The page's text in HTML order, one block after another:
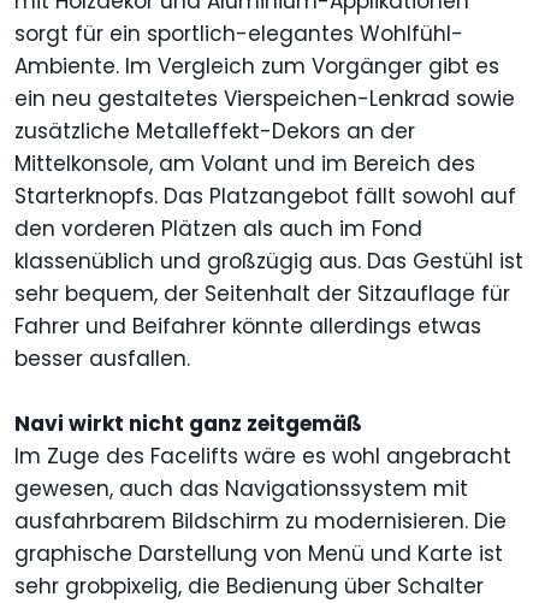
sorgt für ein sportlich-elegantes Wohlfühl-
Ambiente. Im Vergleich zum Vorgänger gibt es
ein neu gestaltetes Vierspeichen-Lenkrad sowie
zusätzliche Metalleffekt-Dekors an der
Mittelkonsole, am Volant und im Bereich des
Starterknopfs. Das Platzangebot fällt sowohl auf
den vorderen Plätzen als auch im Fond
klassenüblich und großzügig aus. Das Gestühl ist
sehr bequem, der Seitenhalt der Sitzauflage für
Fahrer und Beifahrer könnte allerdings etwas
besser ausfallen.
Navi wirkt nicht ganz zeitgemäß
Im Zuge des Facelifts wäre es wohl angebracht
gewesen, auch das Navigationssystem mit
ausfahrbarem Bildschirm zu modernisieren. Die
graphische Darstellung von Menü und Karte ist
sehr grobpixelig, die Bedienung über Schalter